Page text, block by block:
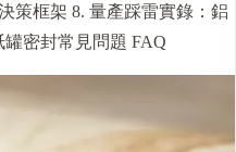
策框架 8. 量產踩雷實錄：鋁
罐密封常見問題 FAQ